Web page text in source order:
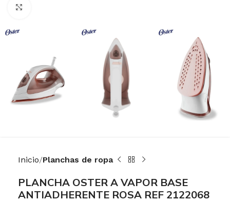
Inicio Planchas de ropa
PLANCHA OSTER A VAPOR BASE
ANTIADHERENTE ROSA REF 2122068